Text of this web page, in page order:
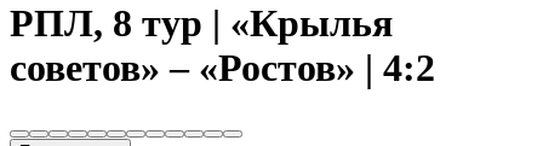
РПЛ, 8 тур | «Крылья
советов» – «Ростов» | 4:2